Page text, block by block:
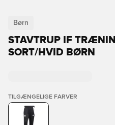
Børn
STAVTRUP IF
SORT/HVID BØRN
TILGÆNGELIGE FARVER